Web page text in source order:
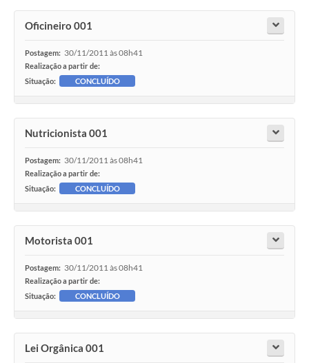
Oficineiro 001
Postagem: 30/11/2011 às 08h41
Realização a partir de:
Situação:
CONCLUÍDO
Nutricionista 001
Postagem: 30/11/2011 às 08h41
Realização a partir de:
Situação:
CONCLUÍDO
Motorista 001
Postagem: 30/11/2011 às 08h41
Realização a partir de:
Situação:
CONCLUÍDO
Lei Orgânica 001